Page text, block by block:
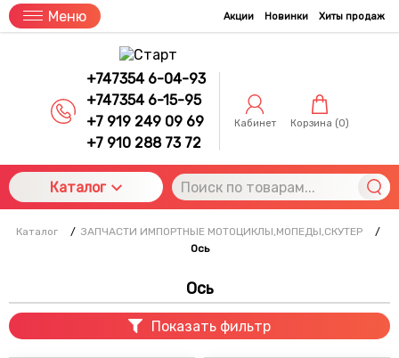
Меню Акции Новинки Хиты продаж
+747354 6-04-93
+747354 6-15-95
+7 919 249 09 69
+7 910 288 73 72
Кабинет Корзина (0)
Каталог
Каталог / ЗАПЧАСТИ ИМПОРТНЫЕ МОТОЦИКЛЫ,МОПЕДЫ,СКУТЕР
/
Ось
Ось
Показать фильтр